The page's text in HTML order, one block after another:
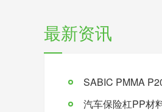
最新资讯
SABIC PMMA
汽车保险杠PP材